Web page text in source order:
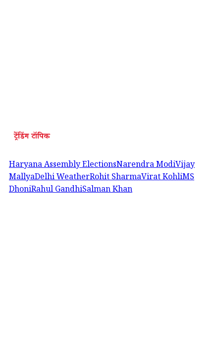
ट्रेंडिंग टॉपिक
Haryana Assembly ElectionsNarendra ModiVijay
MallyaDelhi WeatherRohit SharmaVirat KohliMS
DhoniRahul GandhiSalman Khan